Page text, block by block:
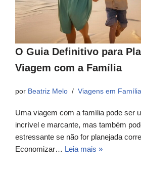
O Guia Definitivo para
Viagem com a Família
por Beatriz Melo Viagens em Família
Uma viagem com a família pode ser
incrível e marcante, mas também
estressante se não for planejada
Economizar… Leia mais »